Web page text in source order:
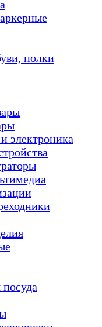
полки
электроника